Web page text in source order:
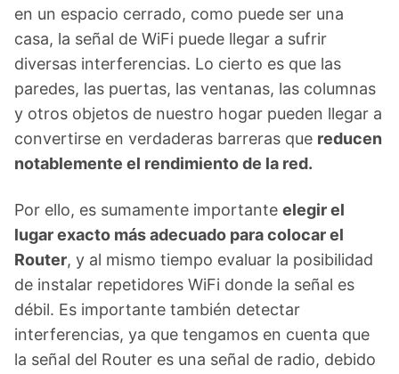
en un espacio cerrado, como puede ser una
casa, la señal de WiFi puede llegar a sufrir
diversas interferencias. Lo cierto es que las
paredes, las puertas, las ventanas, las columnas
y otros objetos de nuestro hogar pueden llegar a
convertirse en verdaderas barreras que reducen
notablemente el rendimiento de la red.
Por ello, es sumamente importante elegir el
lugar exacto más adecuado para colocar el
Router, y al mismo tiempo evaluar la posibilidad
de instalar repetidores WiFi donde la señal es
débil. Es importante también detectar
interferencias, ya que tengamos en cuenta que
la señal del Router es una señal de radio, debido